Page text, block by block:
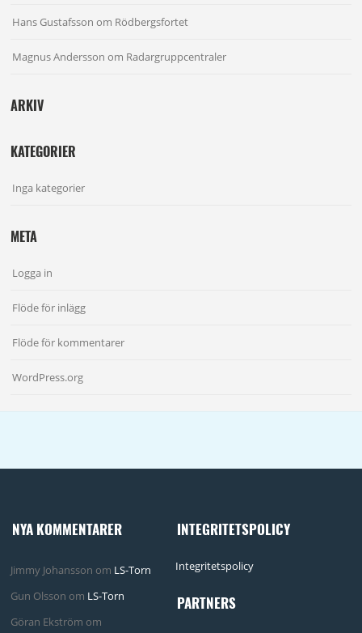
Hans Gustafsson om Rödbergsfortet
Magnus Andersson om Radargruppcentraler
ARKIV
KATEGORIER
Inga kategorier
META
Logga in
Flöde för inlägg
Flöde för kommentarer
WordPress.org
NYA KOMMENTARER
Jimmy Johansson om LS-Torn
Gun Olsson om LS-Torn
Göran Ekström om
INTEGRITETSPOLICY
Integritetspolicy
PARTNERS